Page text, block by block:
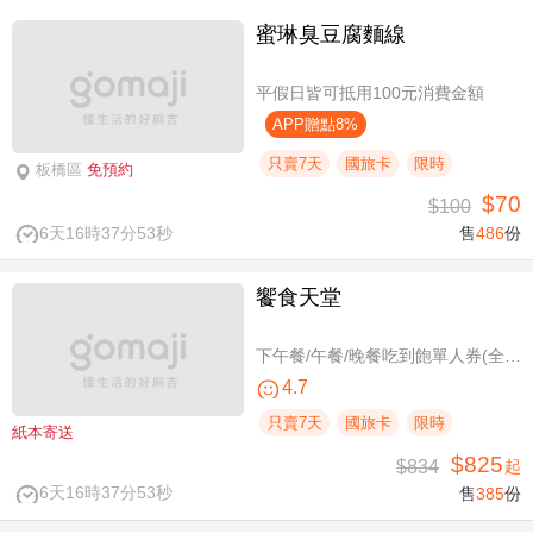
板橋區 免預約
蜜琳臭豆腐麵線
平假日皆可抵用100元消費金額
APP贈點8%
只賣7天 國旅卡 限時
6天16時37分53秒
$100 $70
售486份
紙本寄送
饗食天堂
下午餐/午餐/晚餐吃到飽單人券(全台分店可用)
4.7
只賣7天 國旅卡 限時
6天16時37分53秒
$834 $825起
售385份